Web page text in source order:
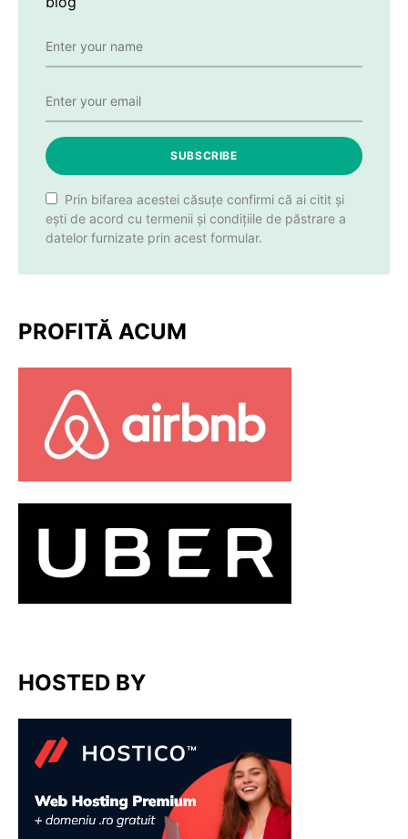
SUBSCRIBE
Prin bifarea acestei căsuțe confirmi că ai citit și
ești de acord cu termenii și condițiile de păstrare a
datelor furnizate prin acest formular.
PROFITĂ ACUM
HOSTED BY